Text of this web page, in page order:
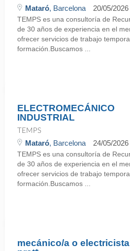
Mataró, Barcelona 20/05/2026
TEMPS es una consultoría de
de 30 años de experiencia en el
ofrecer servicios de trabajo
formación.Buscamos ...
ELECTROMECÁNICO
INDUSTRIAL
TEMPS
Mataró, Barcelona 24/05/2026
TEMPS es una consultoría de
de 30 años de experiencia en el
ofrecer servicios de trabajo
formación.Buscamos ...
mecánico/a o electricista